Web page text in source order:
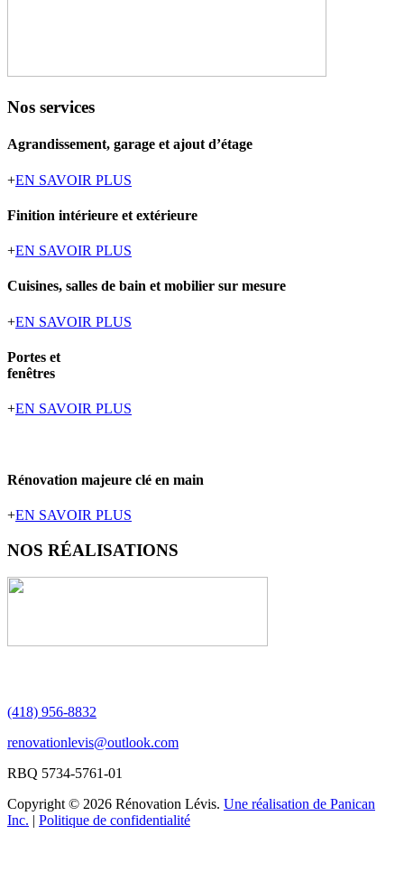
Nos services
Agrandissement, garage et ajout d’étage
+EN SAVOIR PLUS
Finition intérieure et extérieure
+EN SAVOIR PLUS
Cuisines, salles de bain et mobilier sur mesure
+EN SAVOIR PLUS
Portes et
fenêtres
+EN SAVOIR PLUS
Rénovation majeure clé en main
+EN SAVOIR PLUS
NOS RÉALISATIONS
(418) 956-8832
renovationlevis@outlook.com
RBQ 5734-5761-01
Copyright © 2026 Rénovation Lévis. Une réalisation de Panican
Inc. | Politique de confidentialité